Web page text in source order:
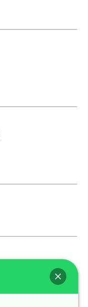
28008
28015
- Aravaca, 28008